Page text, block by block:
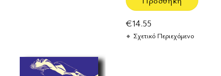
€14.55
Σχετικό Περιεχόμενο